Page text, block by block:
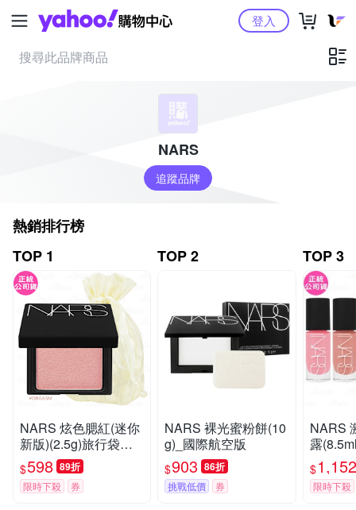
Yahoo購物中心登入
NARS
追蹤品牌
熱銷排行榜
TOP 1
NARS 炫色腮紅(迷你
新版)(2.5g)旅行袋組
(公司貨)
$598 89折
限時下殺 券
TOP 2
NARS 裸光蜜粉餅(10
g)_國際航空版
$903 86折
挑戰低價 券
TOP 3
NARS
露
$1,152
限時下殺